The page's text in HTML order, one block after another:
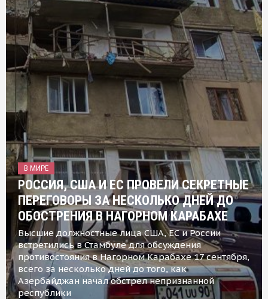
В МИРЕ
РОССИЯ, США И ЕС ПРОВЕЛИ СЕКРЕТНЫЕ
ПЕРЕГОВОРЫ ЗА НЕСКОЛЬКО ДНЕЙ ДО
ОБОСТРЕНИЯ В НАГОРНОМ КАРАБАХЕ
Высшие должностные лица США, ЕС и России
встретились в Стамбуле для обсуждения
противостояния в Нагорном Карабахе 17 сентября,
всего за несколько дней до того, как
Азербайджан начал обстрел непризнанной
республики